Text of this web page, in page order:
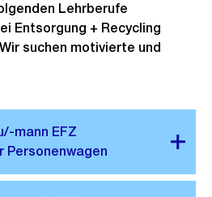
Lehrberufe
Entsorgung + Recycling
suchen motivierte und